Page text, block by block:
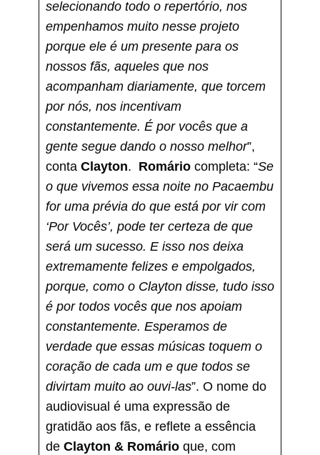
selecionando todo o repertório, nos
empenhamos muito nesse projeto
porque ele é um presente para os
nossos fãs, aqueles que nos
acompanham diariamente, que torcem
por nós, nos incentivam
constantemente. É por vocês que a
gente segue dando o nosso melhor”,
conta Clayton. Romário completa: “Se
o que vivemos essa noite no Pacaembu
for uma prévia do que está por vir com
‘Por Vocês’, pode ter certeza de que
será um sucesso. E isso nos deixa
extremamente felizes e empolgados,
porque, como o Clayton disse, tudo isso
é por todos vocês que nos apoiam
constantemente. Esperamos de
verdade que essas músicas toquem o
coração de cada um e que todos se
divirtam muito ao ouvi-las”. O nome do
audiovisual é uma expressão de
gratidão aos fãs, e reflete a essência
de Clayton & Romário que, com